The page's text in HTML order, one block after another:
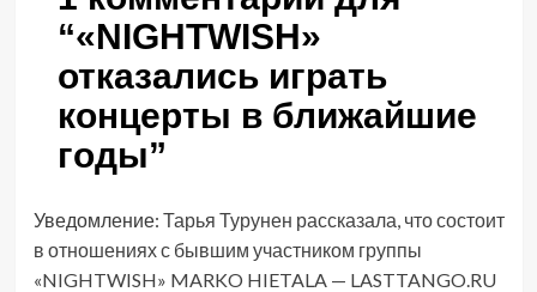
“«NIGHTWISH»
отказались играть
концерты в ближайшие
годы”
Уведомление: Тарья Турунен рассказала, что состоит
в отношениях с бывшим участником группы
«NIGHTWISH» MARKO HIETALA — LASTTANGO.RU